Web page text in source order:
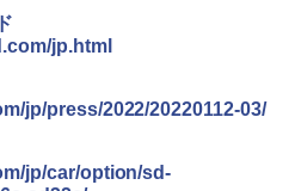
jp.html
jp/press/2022/20220112-03/
jp/car/option/sd-